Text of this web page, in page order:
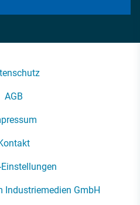
AGB
Industriemedien GmbH